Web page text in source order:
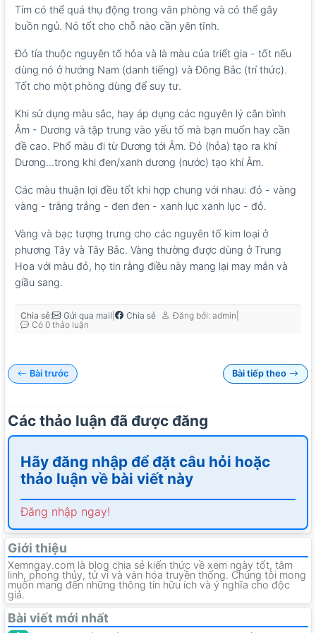
Tím có thể quá thụ động trong văn phòng và có thể gây
buồn ngủ. Nó tốt cho chỗ nào cần yên tĩnh.
Đỏ tía thuộc nguyên tố hỏa và là màu của triết gia - tốt nếu
dùng nó ở hướng Nam (danh tiếng) và Đông Bắc (trí thức).
Tốt cho một phòng dùng để suy tư.
Khi sử dụng màu sắc, hay áp dụng các nguyên lý cân bình
Âm - Dương và tập trung vào yếu tố mà bạn muốn hay cần
đề cao. Phổ màu đi từ Dương tới Âm. Đỏ (hỏa) tạo ra khí
Dương...trong khi đen/xanh dương (nước) tạo khí Âm.
Các màu thuận lợi đều tốt khi hợp chung với nhau: đỏ - vàng
vàng - trắng trắng - đen đen - xanh lục xanh lục - đỏ.
Vàng và bạc tượng trưng cho các nguyên tố kim loại ở
phương Tây và Tây Bắc. Vàng thường được dùng ở Trung
Hoa với màu đỏ, họ tin rằng điều này mang lại may mắn và
giầu sang.
Chia sẻ: Gửi qua mail Chia sẻ Đăng bởi: admin
Có 0 thảo luận
Bài trước Bài tiếp theo
Các thảo luận đã được đăng
Hãy đăng nhập để đặt câu hỏi hoặc
thảo luận về bài viết này
Đăng nhập ngay!
Giới thiệu
Xemngay.com là blog chia sẻ kiến thức về xem ngày tốt, tâm
linh, phong thủy, tử vi và văn hóa truyền thống. Chúng tôi mong
muốn mang đến những thông tin hữu ích và ý nghĩa cho độc
giả.
Bài viết mới nhất